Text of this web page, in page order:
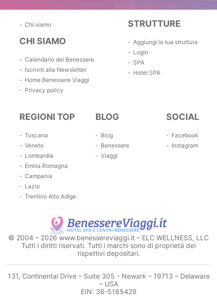
Chi siamo
CHI SIAMO
Calendario del Benessere
Iscriviti alla Newsletter
Home Benessere Viaggi
Privacy policy
STRUTTURE
Aggiungi la tua struttura
Login
SPA
Hotel SPA
REGIONI TOP
Toscana
Veneto
Lombardia
Emilia Romagna
Campania
Lazio
Trentino Alto Adige
BLOG
Blog
Benessere
Viaggi
SOCIAL
Facebook
Instagram
© 2004 – 2026 www.benessereviaggi.it – ELC WELLNESS, LLC
Tutti i diritti riservati. Tutti i marchi sono di proprietà dei
rispettivi depositari.
131, Continental Drive – Suite 305 - Newark – 19713 – Delaware
– USA
EIN: 36-5165429